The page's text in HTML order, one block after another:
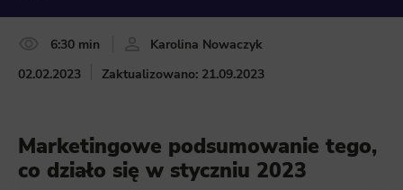
6:30 min
Karolina Nowaczyk
02.02.2023
Zaktualizowano: 21.09.2023
Marketingowe podsumowanie tego,
co działo się w styczniu 2023